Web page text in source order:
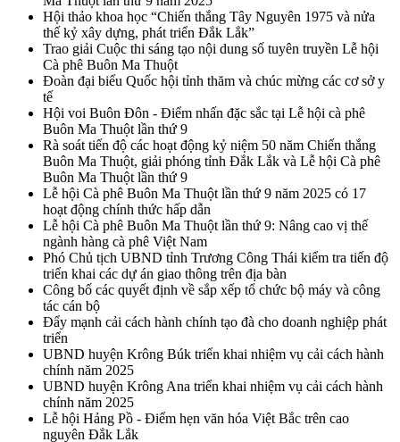
Hội thảo khoa học “Chiến thắng Tây Nguyên 1975 và nửa
thế kỷ xây dựng, phát triển Đắk Lắk”
Trao giải Cuộc thi sáng tạo nội dung số tuyên truyền Lễ hội
Cà phê Buôn Ma Thuột
Đoàn đại biểu Quốc hội tỉnh thăm và chúc mừng các cơ sở y
tế
Hội voi Buôn Đôn - Điểm nhấn đặc sắc tại Lễ hội cà phê
Buôn Ma Thuột lần thứ 9
Rà soát tiến độ các hoạt động kỷ niệm 50 năm Chiến thắng
Buôn Ma Thuột, giải phóng tỉnh Đắk Lắk và Lễ hội Cà phê
Buôn Ma Thuột lần thứ 9
Lễ hội Cà phê Buôn Ma Thuột lần thứ 9 năm 2025 có 17
hoạt động chính thức hấp dẫn
Lễ hội Cà phê Buôn Ma Thuột lần thứ 9: Nâng cao vị thế
ngành hàng cà phê Việt Nam
Phó Chủ tịch UBND tỉnh Trương Công Thái kiểm tra tiến độ
triển khai các dự án giao thông trên địa bàn
Công bố các quyết định về sắp xếp tổ chức bộ máy và công
tác cán bộ
Đẩy mạnh cải cách hành chính tạo đà cho doanh nghiệp phát
triển
UBND huyện Krông Búk triển khai nhiệm vụ cải cách hành
chính năm 2025
UBND huyện Krông Ana triển khai nhiệm vụ cải cách hành
chính năm 2025
Lễ hội Hảng Pồ - Điểm hẹn văn hóa Việt Bắc trên cao
nguyên Đắk Lắk